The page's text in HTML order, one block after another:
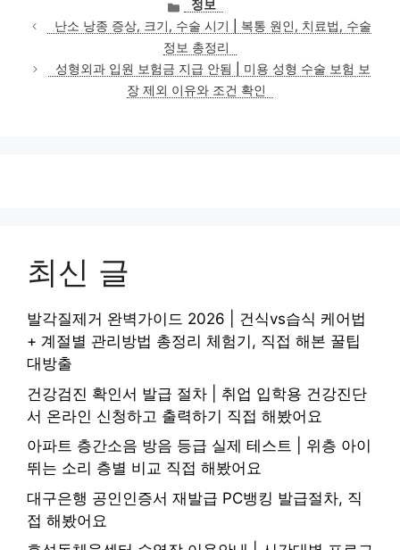
테
고
리
정보
난소 낭종 증상, 크기, 수술 시기 | 복통 원인, 치료법, 수술
정보 총정리
성형외과 입원 보험금 지급 안됨 | 미용 성형 수술 보험 보
장 제외 이유와 조건 확인
최신 글
발각질제거 완벽가이드 2026 | 건식vs습식 케어법
+ 계절별 관리방법 총정리 체험기, 직접 해본 꿀팁
대방출
건강검진 확인서 발급 절차 | 취업 입학용 건강진단
서 온라인 신청하고 출력하기 직접 해봤어요
아파트 층간소음 방음 등급 실제 테스트 | 위층 아이
뛰는 소리 층별 비교 직접 해봤어요
대구은행 공인인증서 재발급 PC뱅킹 발급절차, 직
접 해봤어요